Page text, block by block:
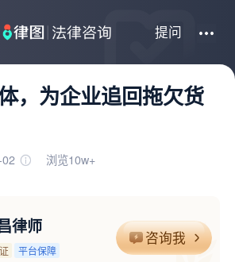
提问
，为企业追回拖欠货
浏览10w+
律师
平台保障
咨询我